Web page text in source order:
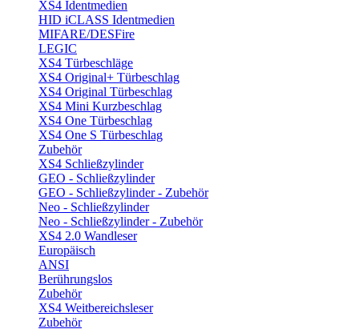
XS4 Identmedien
HID iCLASS Identmedien
MIFARE/DESFire
LEGIC
XS4 Türbeschläge
XS4 Original+ Türbeschlag
XS4 Original Türbeschlag
XS4 Mini Kurzbeschlag
XS4 One Türbeschlag
XS4 One S Türbeschlag
Zubehör
XS4 Schließzylinder
GEO - Schließzylinder
GEO - Schließzylinder - Zubehör
Neo - Schließzylinder
Neo - Schließzylinder - Zubehör
XS4 2.0 Wandleser
Europäisch
ANSI
Berührungslos
Zubehör
XS4 Weitbereichsleser
Zubehör